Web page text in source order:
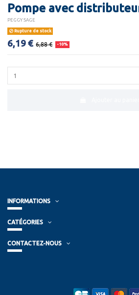
Pompe avec
PEGGY SAGE
Rupture de stock
6,19 € 6,88 € -10%
INFORMATIONS
CATÉGORIES
CONTACTEZ-NOUS